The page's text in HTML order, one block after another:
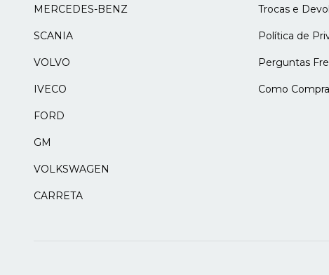
MERCEDES-BENZ
SCANIA
VOLVO
IVECO
FORD
GM
VOLKSWAGEN
CARRETA
Trocas e
Política de
Perguntas
Como